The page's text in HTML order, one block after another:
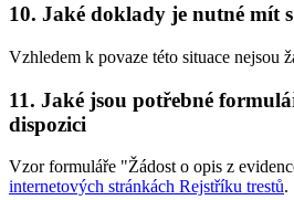
10. Jaké doklady je nutné mít s
Vzhledem k povaze této situace nejsou
11. Jaké jsou potřebné
dispozici
Vzor formuláře "Žádost o opis z
internetových stránkách Rejstříku trestů.